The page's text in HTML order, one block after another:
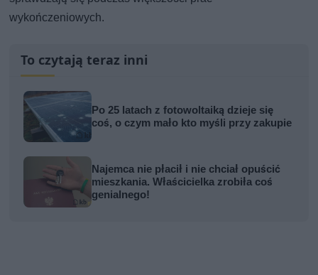
wykończeniowych.
To czytają teraz inni
Po 25 latach z fotowoltaiką dzieje się
coś, o czym mało kto myśli przy zakupie
Najemca nie płacił i nie chciał opuścić
mieszkania. Właścicielka zrobiła coś
genialnego!